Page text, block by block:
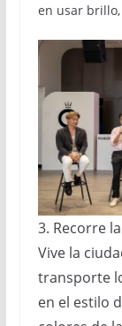
en usar brillo,
3. Recorre
Vive la
transporte
en el estilo